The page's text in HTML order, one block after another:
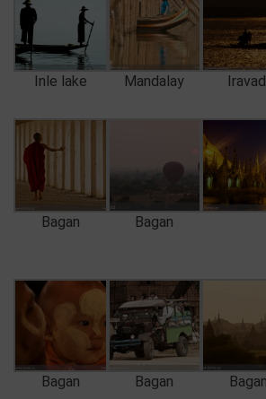
Inle lake Mandalay
Bagan Bagan
Bagan Bagan Bagan